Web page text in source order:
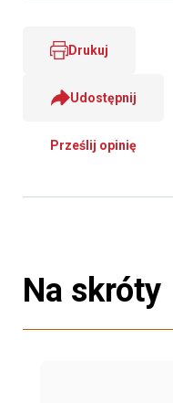
Drukuj
Udostępnij
Prześlij opinię
Na skróty